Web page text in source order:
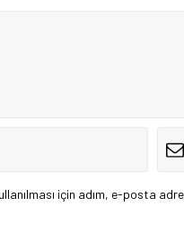
için adım, e-posta